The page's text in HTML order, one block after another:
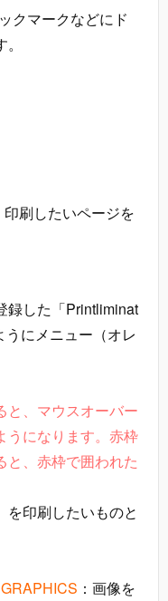
クマークなどにド
印刷したいページを
録した「Printliminat
にメニュー（オレ
と、マウスオーバー
うになります。赤枠
と、赤枠で囲われた
印刷したいものと
：画像を